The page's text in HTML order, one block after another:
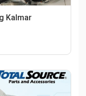
Kalmar